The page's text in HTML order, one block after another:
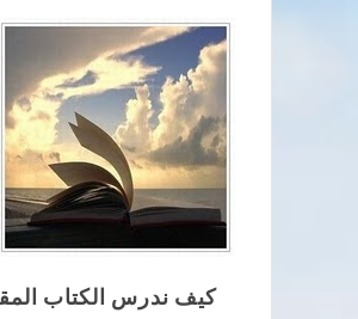
كيف ندرس الكتاب